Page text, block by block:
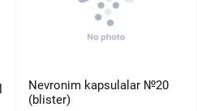
Nevronim kapsulalar №20
(blister)